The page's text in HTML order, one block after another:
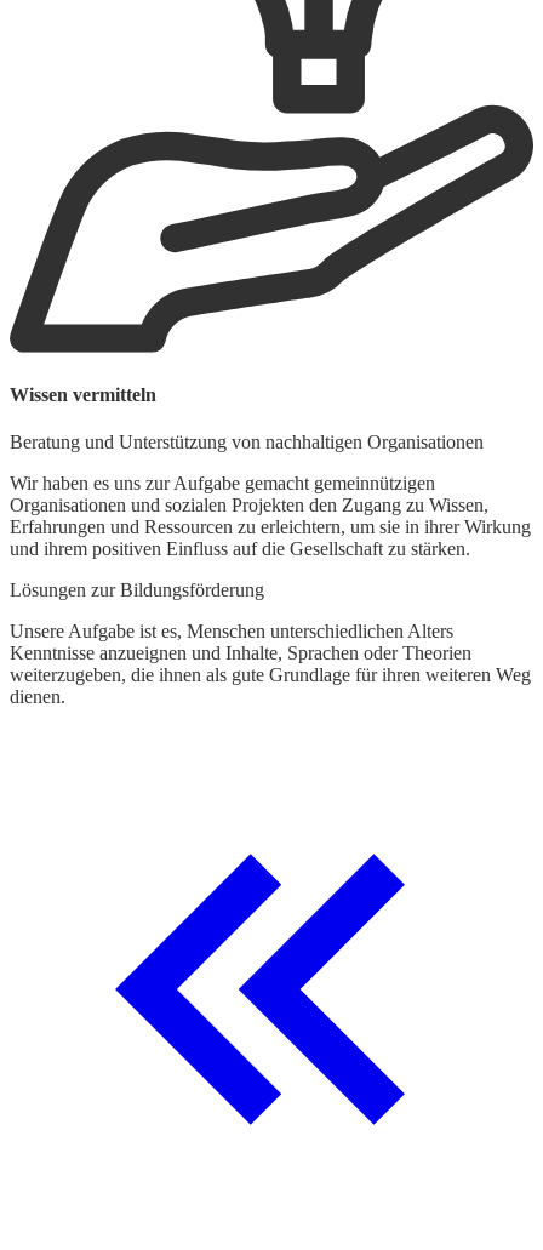
Wissen vermitteln
Beratung und Unterstützung von nachhaltigen Organisationen
Wir haben es uns zur Aufgabe gemacht gemeinnützigen
Organisationen und sozialen Projekten den Zugang zu Wissen,
Erfahrungen und Ressourcen zu erleichtern, um sie in ihrer Wirkung
und ihrem positiven Einfluss auf die Gesellschaft zu stärken.
Lösungen zur Bildungsförderung
Unsere Aufgabe ist es, Menschen unterschiedlichen Alters
Kenntnisse anzueignen und Inhalte, Sprachen oder Theorien
weiterzugeben, die ihnen als gute Grundlage für ihren weiteren Weg
dienen.